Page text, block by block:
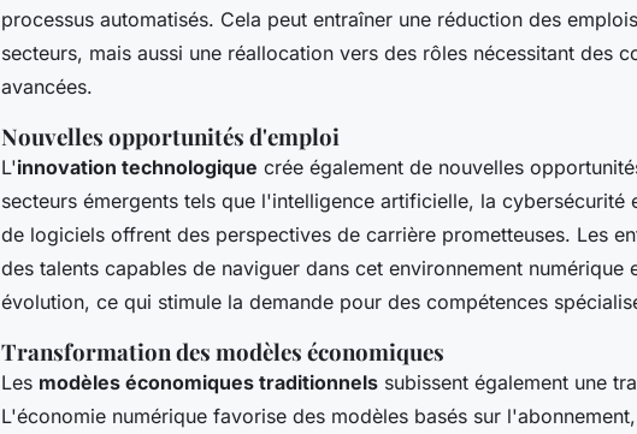
processus automatisés. Cela peut entraîner une réduction des
secteurs, mais aussi une réallocation vers des rôles nécessitant des
avancées.
Nouvelles opportunités d'emploi
L'innovation technologique crée également de nouvelles
secteurs émergents tels que l'intelligence artificielle, la cybersécurité
de logiciels offrent des perspectives de carrière prometteuses. Les
des talents capables de naviguer dans cet environnement numérique
évolution, ce qui stimule la demande pour des compétences
Transformation des modèles économiques
Les modèles économiques traditionnels subissent également une
L'économie numérique favorise des modèles basés sur